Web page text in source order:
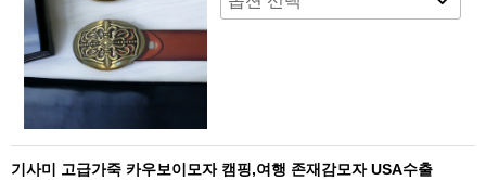
기사미 고급가죽 카우보이모자 캠핑,여행 존재감모자 USA수출